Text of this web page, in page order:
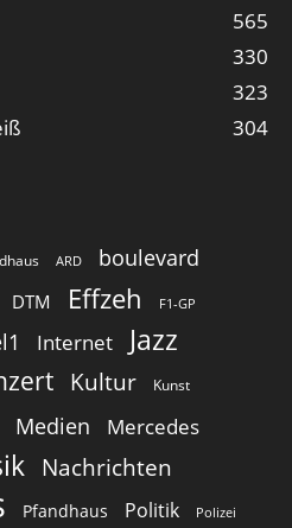
565
330
323
304
ARD boulevard
DTM Effzeh F1-GP
Internet Jazz
Kultur Kunst
Medien Mercedes
Nachrichten
Pfandhaus Politik Polizei